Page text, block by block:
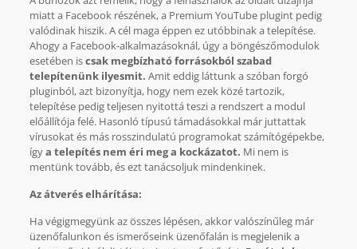
miatt a Facebook részének, a Premium YouTube plugint pedig
valódinak hiszik. A cél maga éppen ez utóbbinak a telepítése.
Ahogy a Facebook-alkalmazásoknál, úgy a böngészőmodulok
esetében iscsak megbízható forrásokból szabad
telepítenünk ilyesmit. Amit eddig láttunk a szóban forgó
pluginból, azt bizonyítja, hogy nem ezek közé tartozik,
telepítése pedig teljesen nyitottá teszi a rendszert a modul
előállítója felé. Hasonló típusú támadásokkal már juttattak
vírusokat és más rosszindulatú programokat számítógépekbe,
ígya telepítés nem éri meg a kockázatot. Mi nem is
mentünk tovább, és ezt tanácsoljuk mindenkinek.
Az átverés elhárítása:
Ha végigmegyünk az összes lépésen, akkor valószínűleg már
üzenőfalunkon és ismerőseink üzenőfalán is megjelenik a